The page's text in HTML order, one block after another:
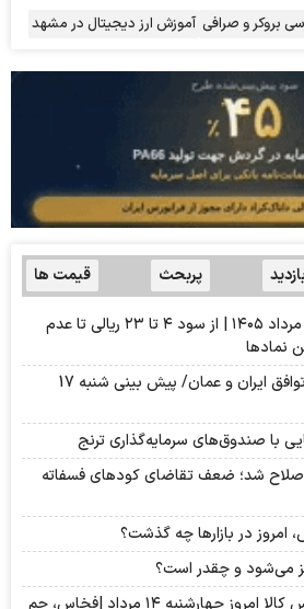
بروکر و صرافی آموزش ارز دیجیتال در مشهد
پربحث قیمت ها
گزارش مجامع بورسی ۱۴ مرداد ۱۴۰۵ | از سود ۴ تا ۲۳ ریالی تا عدم
نماد‌ها
سبزپوشی بورسی با خبر توافق ایران و عمان/ پیش بینی شنبه 17
با صندوق‌های سرمایه‌گذاری ترنج
اصلاح شد؛ ضعف تقاضای کودهای فسفاته
در بازارها چه گذشت؟
آمار معاملات فیزیکی بورس کالا امروز چهارشنبه ۱۴ مرداد |فخاس، جم